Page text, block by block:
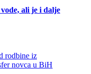
ali je i dalje